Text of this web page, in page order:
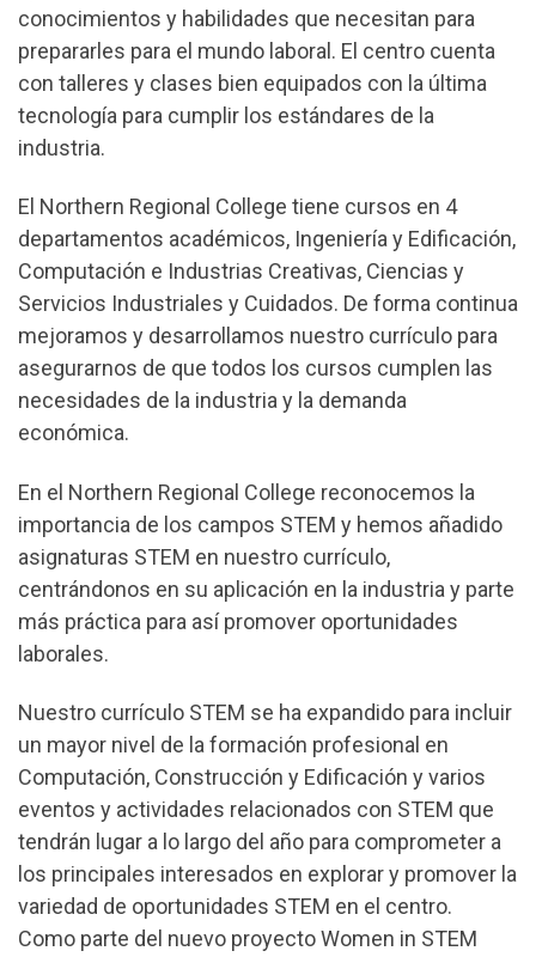
conocimientos y habilidades que necesitan para
prepararles para el mundo laboral. El centro cuenta
con talleres y clases bien equipados con la última
tecnología para cumplir los estándares de la
industria.
El Northern Regional College tiene cursos en 4
departamentos académicos, Ingeniería y Edificación,
Computación e Industrias Creativas, Ciencias y
Servicios Industriales y Cuidados. De forma continua
mejoramos y desarrollamos nuestro currículo para
asegurarnos de que todos los cursos cumplen las
necesidades de la industria y la demanda
económica.
En el Northern Regional College reconocemos la
importancia de los campos STEM y hemos añadido
asignaturas STEM en nuestro currículo,
centrándonos en su aplicación en la industria y parte
más práctica para así promover oportunidades
laborales.
Nuestro currículo STEM se ha expandido para incluir
un mayor nivel de la formación profesional en
Computación, Construcción y Edificación y varios
eventos y actividades relacionados con STEM que
tendrán lugar a lo largo del año para comprometer a
los principales interesados en explorar y promover la
variedad de oportunidades STEM en el centro.
Como parte del nuevo proyecto Women in STEM